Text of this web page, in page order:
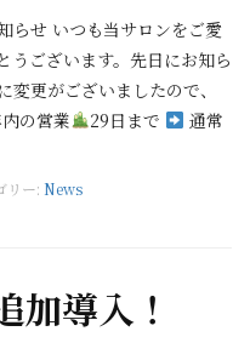
らせ いつも当サロンをご愛
うございます。先日にお知ら
更がございましたので、
の営業 29日まで
通常
リー: News
加導入！